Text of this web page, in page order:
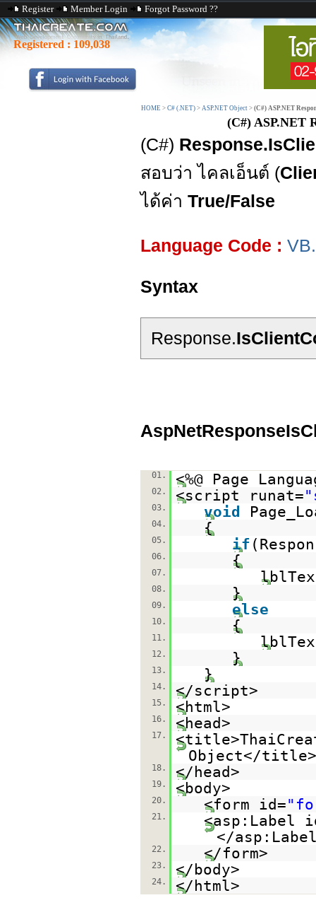
Register Member Login Forgot Password ??
Registered : 109,038
HOME > C# (.NET) > ASP.NET Object > (C#) ASP.NET
(C#) ASP.NET
(C#)
สอบว่า ไคลเอ็นต์ (
ได้ค่า True/False
Language Code :
Syntax
Response.
01. <%@ Page
02. <script runat=
03. void
04. {
05. if
06. {
07.
08. }
09. else
10. {
11.
12.
13. }
14. </script>
15. <html>
16. <head>
17.
Object</title>
18. </head>
19. <body>
20. <form id=
21.
<asp:Label
</
22. </form>
23. </body>
24. </html>